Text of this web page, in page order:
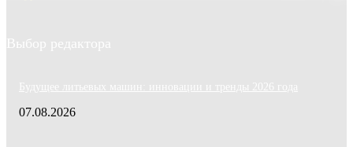
Выбор редактора
Будущее литьевых машин: инновации и тренды 2026 года
07.08.2026